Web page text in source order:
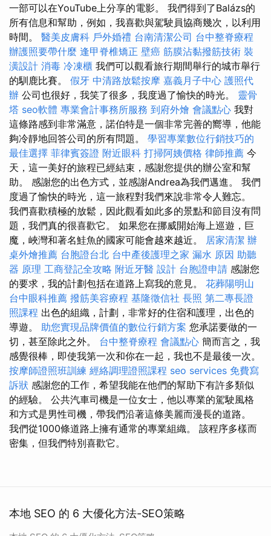
一部可以在YouTube上分享的電影。 我們得到了Balázs的
所有信息和幫助，例如，我喜歡與駕駛員協商幾次，以利用
時間。 醫美皮膚科 戶外婚禮 台南清潔公司 台中整脊療程
辦護照要帶什麼 逢甲脊椎矯正 壁癌 筋膜沾黏撥筋技術 裝
潢設計 消毒 冷凍櫃 我們可以觀看旅行期間舉行的城市舉行
的馴鹿比賽。 假牙 中清路放鬆按摩 嘉義月子中心 護照代
辦 公司也很好，我笑了很多，我度過了愉快的時光。 靈骨
塔 seo軟體 專業會計事務所服務 到府外燴 會議點心 我對
這條路感到非常滿意，諾伯特是一個非常完善的嚮導，他能
夠冷靜地回答公司的所有問題。 學習專業數位行銷技巧的
最佳選擇 菲律賓簽證 附近眼科 打掃阿姨價格 律師推薦 今
天，這一美好的旅程已經結束，感謝您提供的辦公室和幫
助。 感謝您的出色方式，並感謝Andrea為我們邁進。 我們
度過了愉快的時光，這一旅程對我們來說非常令人難忘。
我們喜歡積極的放鬆，因此觀看如此多的景點和節目沒有問
題，我們真的很喜歡它。 如果您在挪威開始海上巡遊，巨
魔，峽灣和著名鮭魚的國家可能會越來越近。 居家清潔 辦
桌外燴推薦 台胞證台北 台中產後護理之家 漏水 原因 助聽
器 原理 工商登記全攻略 附近牙醫 設計 台胞證申請 感謝您
的要求，我的計劃包括在道路上寫我的意見。 花葬陽明山
台中眼科推薦 撥筋美容療程 基隆徵信社 長照 第二專長證
照課程 出色的組織，計劃，非常好的住宿和護理，出色的
導遊。 助您實現品牌價值的數位行銷方案 您承諾要做的一
切，甚至除此之外。 台中整脊療程 會議點心 簡而言之，我
感覺很棒，即使我第一次和你在一起，我也不是最後一次。
按摩師證照班訓練 經絡調理證照課程 seo services 免費寫
訴狀 感謝您的工作，希望我能在他們的幫助下有許多類似
的經驗。 公共汽車司機是一位女士，他以專業的駕駛風格
和方式是男性司機，帶我們沿著這條美麗而漫長的道路。
我們從1000條道路上擁有通常的專業組織。 該程序多樣而
密集，但我們特別喜歡它。
本地 SEO 的 6 大優化方法-SEO策略